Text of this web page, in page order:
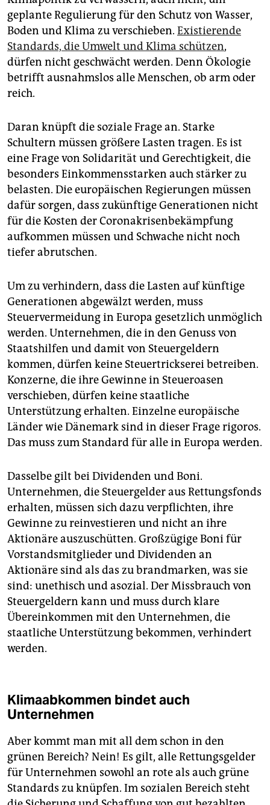
geplante Regulierung für den Schutz von Wasser,
Boden und Klima zu verschieben. Existierende
Standards, die Umwelt und Klima schützen,
dürfen nicht geschwächt werden. Denn Ökologie
betrifft ausnahmslos alle Menschen, ob arm oder
reich.
Daran knüpft die soziale Frage an. Starke
Schultern müssen größere Lasten tragen. Es ist
eine Frage von Solidarität und Gerechtigkeit, die
besonders Einkommensstarken auch stärker zu
belasten. Die europäischen Regierungen müssen
dafür sorgen, dass zukünftige Generationen nicht
für die Kosten der Coronakrisenbekämpfung
aufkommen müssen und Schwache nicht noch
tiefer abrutschen.
Um zu verhindern, dass die Lasten auf künftige
Generationen abgewälzt werden, muss
Steuervermeidung in Europa gesetzlich unmöglich
werden. Unternehmen, die in den Genuss von
Staatshilfen und damit von Steuergeldern
kommen, dürfen keine Steuertrickserei betreiben.
Konzerne, die ihre Gewinne in Steueroasen
verschieben, dürfen keine staatliche
Unterstützung erhalten. Einzelne europäische
Länder wie Dänemark sind in dieser Frage rigoros.
Das muss zum Standard für alle in Europa werden.
Dasselbe gilt bei Dividenden und Boni.
Unternehmen, die Steuergelder aus Rettungsfonds
erhalten, müssen sich dazu verpflichten, ihre
Gewinne zu reinvestieren und nicht an ihre
Aktionäre auszuschütten. Großzügige Boni für
Vorstandsmitglieder und Dividenden an
Aktionäre sind als das zu brandmarken, was sie
sind: unethisch und asozial. Der Missbrauch von
Steuergeldern kann und muss durch klare
Übereinkommen mit den Unternehmen, die
staatliche Unterstützung bekommen, verhindert
werden.
Klimaabkommen bindet auch
Unternehmen
Aber kommt man mit all dem schon in den
grünen Bereich? Nein! Es gilt, alle Rettungsgelder
für Unternehmen sowohl an rote als auch grüne
Standards zu knüpfen. Im sozialen Bereich steht